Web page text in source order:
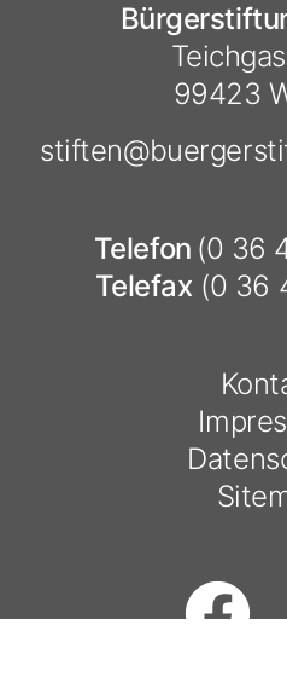
99423
stiften@
Telefon (0 36
Telefax (0 36